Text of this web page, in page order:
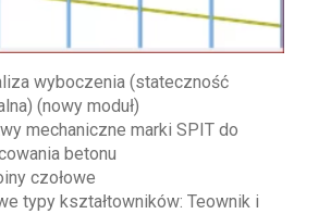
wyboczenia (stateczność
(nowy moduł)
mechaniczne marki SPIT do
betonu
czołowe
typy kształtowników: Teownik i